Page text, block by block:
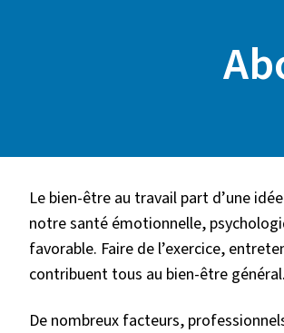
Le bien-être au travail part d’une
notre santé émotionnelle,
favorable. Faire de l’exercice,
contribuent tous au bien-être général.
De nombreux facteurs,